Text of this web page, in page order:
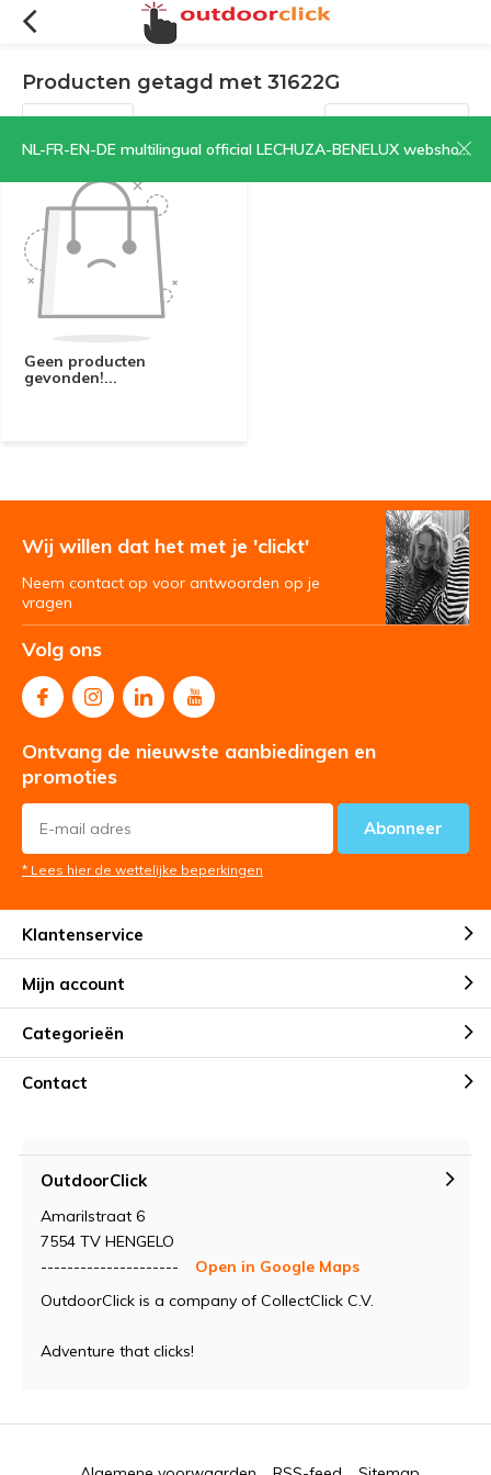
NL-FR-EN-DE multilingual official LECHUZA-BENELUX webshop | CLICK HERE NOW!
Producten getagd met 31622G
Filters Sorteren op:
Geen producten
gevonden!...
Wij willen dat het met je 'clickt'
Neem contact op voor antwoorden op je
vragen
Volg ons
Ontvang de nieuwste aanbiedingen en
promoties
Abonneer
* Lees hier de wettelijke beperkingen
Klantenservice
Mijn account
Categorieën
Contact
OutdoorClick
Amarilstraat 6
7554 TV HENGELO
---------------------
Open in Google Maps
OutdoorClick is a company of CollectClick C.V.
Adventure that clicks!